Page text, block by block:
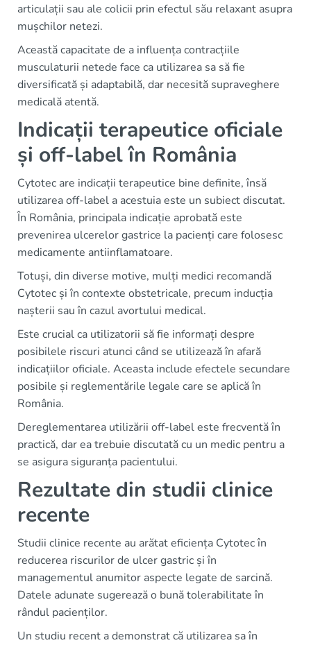
articulații sau ale colicii prin efectul său relaxant asupra
mușchilor netezi.
Această capacitate de a influența contracțiile
musculaturii netede face ca utilizarea sa să fie
diversificată și adaptabilă, dar necesită supraveghere
medicală atentă.
Indicații terapeutice oficiale
și off-label în România
Cytotec are indicații terapeutice bine definite, însă
utilizarea off-label a acestuia este un subiect discutat.
În România, principala indicație aprobată este
prevenirea ulcerelor gastrice la pacienți care folosesc
medicamente antiinflamatoare.
Totuși, din diverse motive, mulți medici recomandă
Cytotec și în contexte obstetricale, precum inducția
nașterii sau în cazul avortului medical.
Este crucial ca utilizatorii să fie informați despre
posibilele riscuri atunci când se utilizează în afară
indicațiilor oficiale. Aceasta include efectele secundare
posibile și reglementările legale care se aplică în
România.
Dereglementarea utilizării off-label este frecventă în
practică, dar ea trebuie discutată cu un medic pentru a
se asigura siguranța pacientului.
Rezultate din studii clinice
recente
Studii clinice recente au arătat eficiența Cytotec în
reducerea riscurilor de ulcer gastric și în
managementul anumitor aspecte legate de sarcină.
Datele adunate sugerează o bună tolerabilitate în
rândul pacienților.
Un studiu recent a demonstrat că utilizarea sa în